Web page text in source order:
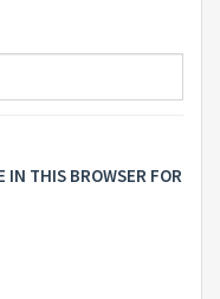
IN THIS BROWSER FOR